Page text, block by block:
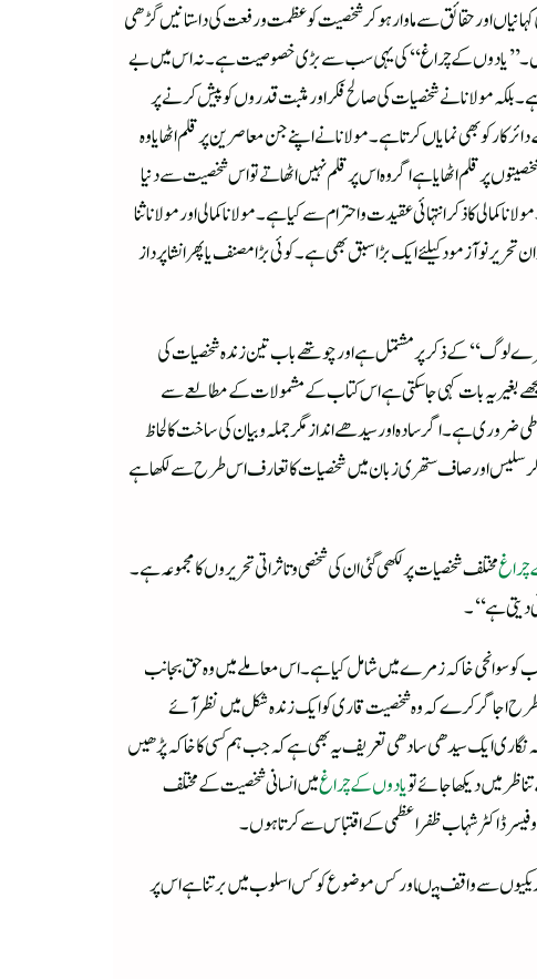
ں اور حقائق سے ماوار ہوکر شخصیت کو عظمت و رفعت کی داستانیں گڑھی
۔’’یادو ں کے چراغ ‘‘ کی یہی سب سے بڑی خصوصیت ہے۔نہ اس میں بے
۔بلکہ مولانا نے شخصیات کی صالح فکر اور مثبت قدروں کو پیش کرنے پر
کو بھی نمایاں کرتا ہے۔ مولانا نے اپنے جن معاصرین پر قلم اٹھایا وہ
پر قلم اٹھایا ہے اگر وہ اس پر قلم نہیں اٹھاتے تواس شخصیت سے دنیا
کا ذکر انتہائی عقیدت و احترام سے کیا ہے۔ مولانا کمالی اور مولانا ثنا
نوآزمود کیلئے ایک بڑا سبق بھی ہے۔ کوئی بڑا مصنف یا پھر انشاپرداز
بسرے لوگ‘‘ کے ذکر پر مشتمل ہےاور چوتھے باب تین زندہ شخصیات کی
بغیر یہ بات کہی جاسکتی ہے اس کتاب کے مشمولات کے مطالعے سے
ضروری ہے۔اگرسادہ اور سیدھےانداز مگر جملہ و بیان کی ساخت کا لحاظ
مگر سلیس اور صاف ستھری زبان میں شخصیات کا تعارف اس طرح سے لکھاہے
چراغمختلف شخصیات پر لکھی گئی ان کی شخصی و تاثراتی تحریروں کا مجموعہ ہے۔
دیتی ہے‘‘۔
کو سوانحی خاکہ زمرے میں شامل کیا ہے ۔اس معاملے میں وہ حق بجانب
طرح اجاگر کرے کہ وہ شخصیت قاری کو ایک زندہ شکل میں نظرآئے
نگاری ایک سیدھی سادھی تعریف یہ بھی ہے کہ جب ہم کسی کا خاکہ پڑھیں
میں دیکھا جائے تویادوں کے چراغمیں انسانی شخصیت کے مختلف
ڈاکٹر شہاب ظفر اعظمی کے اقتباس سے کرتا ہوں۔
باریکیوں سے واقف ہیںاور کس موضوع کو کس اسلوب میں برتنا ہے اس پر